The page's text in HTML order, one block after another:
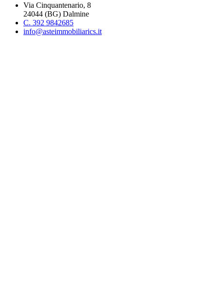
Via Cinquantenario, 8
24044 (BG) Dalmine
C. 392 9842685
info@asteimmobiliarics.it